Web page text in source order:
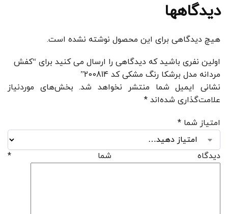
دیدگاهها
هیچ دیدگاهی برای این محصول نوشته نشده است.
اولین نفری باشید که دیدگاهی را ارسال می کنید برای “کفش
مردانه مدل برشکا رنگ مشکی کد 200814”
نشانی ایمیل شما منتشر نخواهد شد. بخش‌های موردنیاز
علامت‌گذاری شده‌اند *
امتیاز شما *
دیدگاه شما *